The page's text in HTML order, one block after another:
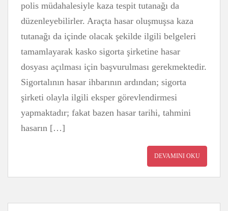
polis müdahalesiyle kaza tespit tutanağı da
düzenleyebilirler. Araçta hasar oluşmuşsa kaza
tutanağı da içinde olacak şekilde ilgili belgeleri
tamamlayarak kasko sigorta şirketine hasar
dosyası açılması için başvurulması gerekmektedir.
Sigortalının hasar ihbarının ardından; sigorta
şirketi olayla ilgili eksper görevlendirmesi
yapmaktadır; fakat bazen hasar tarihi, tahmini
hasarın […]
DEVAMINI OKU